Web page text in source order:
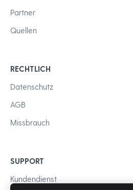
Partner
Quellen
RECHTLICH
Datenschutz
AGB
Missbrauch
SUPPORT
Kundendienst